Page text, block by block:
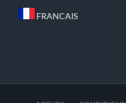
FRANCAIS